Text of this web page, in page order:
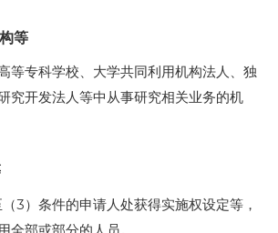
等
等专科学校、大学共同利用机构法人、独
究开发法人等中从事研究相关业务的机
3）条件的申请人处获得实施权设定等，
全部或部分的人员。